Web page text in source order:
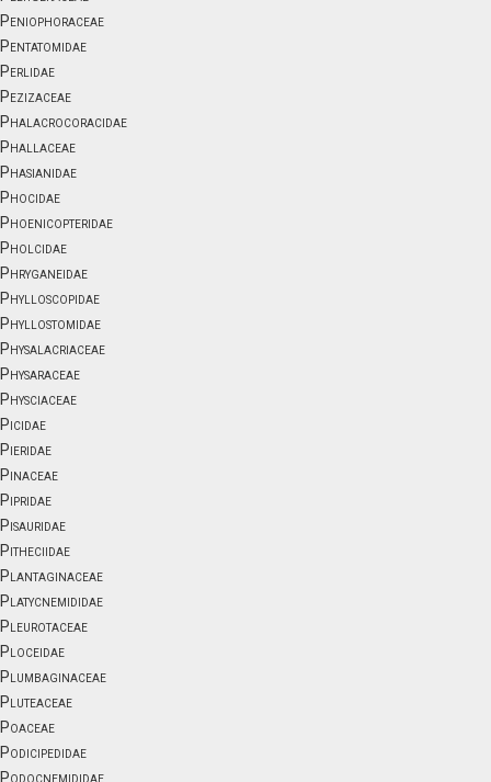
Peniophoraceae
Pentatomidae
Perlidae
Pezizaceae
Phalacrocoracidae
Phallaceae
Phasianidae
Phocidae
Phoenicopteridae
Pholcidae
Phryganeidae
Phylloscopidae
Phyllostomidae
Physalacriaceae
Physaraceae
Physciaceae
Picidae
Pieridae
Pinaceae
Pipridae
Pisauridae
Pitheciidae
Plantaginaceae
Platycnemididae
Pleurotaceae
Ploceidae
Plumbaginaceae
Pluteaceae
Poaceae
Podicipedidae
Podocnemididae